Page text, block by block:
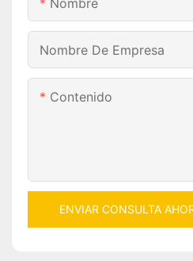
Nombre
Nombre De Empresa
Contenido
ENVIAR CONSULTA